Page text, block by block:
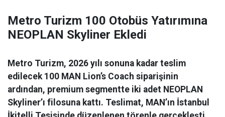
Metro Turizm 100 Otobüs Yatırımına
NEOPLAN Skyliner Ekledi
Metro Turizm, 2026 yılı sonuna kadar teslim
edilecek 100 MAN Lion’s Coach siparişinin
ardından, premium segmentte iki adet NEOPLAN
Skyliner’ı filosuna kattı. Teslimat, MAN’ın İstanbul